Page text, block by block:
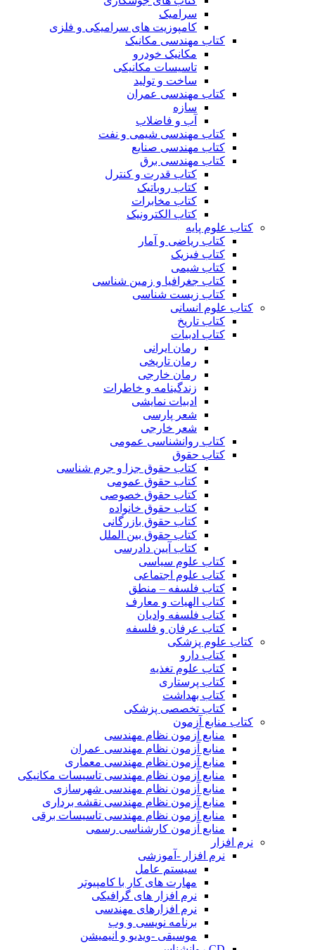
سرامیک
کامپوزیت های سرامیکی و فلزی
کتاب مهندسی مکانیک
مکانیک خودرو
تاسیسات مکانیکی
ساخت و تولید
کتاب مهندسی عمران
سازه
آب و فاضلاب
کتاب مهندسی شیمی و نفت
کتاب مهندسی صنایع
کتاب مهندسی برق
کتاب قدرت و کنترل
کتاب روباتیک
کتاب مخابرات
کتاب الکترونیک
کتاب علوم پایه
کتاب ریاضی و آمار
کتاب فیزیک
کتاب شیمی
کتاب جغرافیا و زمین شناسی
کتاب زیست شناسی
کتاب علوم انسانی
کتاب تاریخ
کتاب ادبیات
رمان ایرانی
رمان تاریخی
رمان خارجی
زندگینامه و خاطرات
ادبیات نمایشی
شعر پارسی
شعر خارجی
کتاب روانشناسی عمومی
کتاب حقوق
کتاب حقوق جزا و جرم شناسی
کتاب حقوق عمومی
کتاب حقوق خصوصی
کتاب حقوق خانواده
کتاب حقوق بازرگانی
کتاب حقوق بین الملل
کتاب آیین دادرسی
کتاب علوم سیاسی
کتاب علوم اجتماعی
کتاب فلسفه – منطق
کتاب الهیات و معارف
کتاب فلسفه وادیان
کتاب عرفان و فلسفه
کتاب علوم پزشکی
کتاب دارو
کتاب علوم تغذیه
کتاب پرستاری
کتاب بهداشت
کتاب تخصصی پزشکی
کتاب منابع آزمون
منابع آزمون نظام مهندسی
منابع آزمون نظام مهندسی عمران
منابع آزمون نظام مهندسی معماری
منابع آزمون نظام مهندسی تاسیسات مکانیکی
منابع آزمون نظام مهندسی شهرسازی
منابع آزمون نظام مهندسی نقشه برداری
منابع آزمون نظام مهندسی تاسیسات برقی
منابع آزمون کارشناسی رسمی
نرم افزار
نرم افزار -آموزشی
سیستم عامل
مهارت های کار با کامپیوتر
نرم افزار های گرافیکی
نرم افزارهای مهندسی
برنامه نویسی و وب
موسیقی -ویدیو و انیمیشن